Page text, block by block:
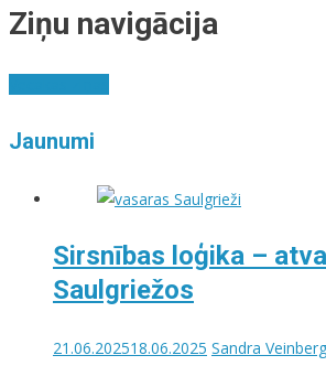
Ziņu navigācija
Jaunumi
Sirsnības loģika –
Saulgriežos
21.06.202518.06.2025 Sandra